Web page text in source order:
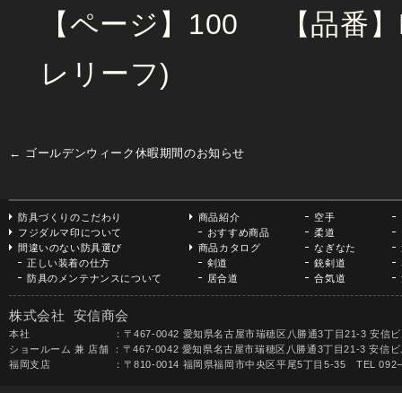
【ページ】100 【品番
レリーフ)
← ゴールデンウィーク休暇期間のお知らせ
防具づくりのこだわり
フジダルマ印について
間違いのない防具選び
正しい装着の仕方
防具のメンテナンスについて
商品紹介
おすすめ商品
商品カタログ
剣道
居合道
空手
柔道
なぎなた
銃剣道
合気道
株式会社 安信商会
本社 ：〒467-0042 愛知県名古屋市瑞穂区八勝通3丁目21-3 安信ビル
ショールーム 兼 店舗 ：〒467-0042 愛知県名古屋市瑞穂区八勝通3丁目21-3 安
福岡支店 ：〒810-0014 福岡県福岡市中央区平尾5丁目5-35 TEL